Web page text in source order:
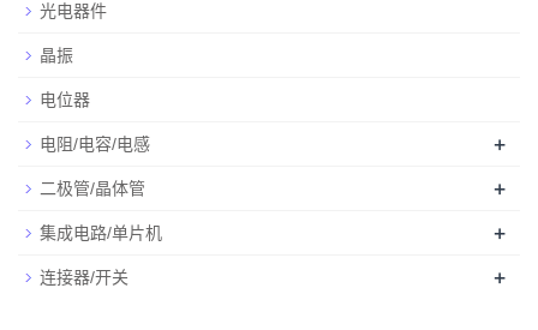
光电器件
晶振
电位器
电阻/电容/电感 +
二极管/晶体管 +
集成电路/单片机 +
连接器/开关 +